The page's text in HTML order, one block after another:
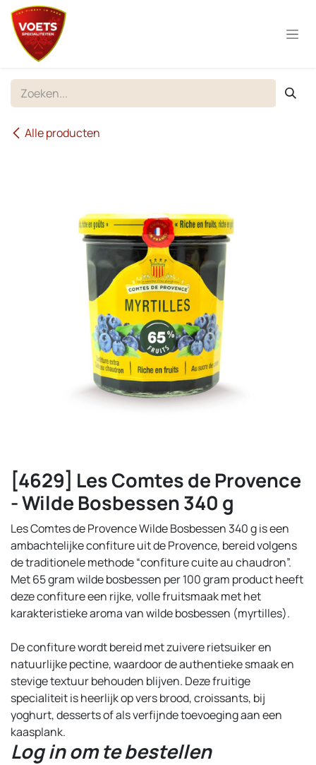
Overslaan naar inhoud
Alle producten
[4629] Les Comtes de Provence
- Wilde Bosbessen 340 g
Les Comtes de Provence Wilde Bosbessen 340 g is een
ambachtelijke confiture uit de Provence, bereid volgens
de traditionele methode “confiture cuite au chaudron”.
Met 65 gram wilde bosbessen per 100 gram product heeft
deze confiture een rijke, volle fruitsmaak met het
karakteristieke aroma van wilde bosbessen (myrtilles).
De confiture wordt bereid met zuivere rietsuiker en
natuurlijke pectine, waardoor de authentieke smaak en
stevige textuur behouden blijven. Deze fruitige
specialiteit is heerlijk op vers brood, croissants, bij
yoghurt, desserts of als verfijnde toevoeging aan een
kaasplank.
Log in om te bestellen